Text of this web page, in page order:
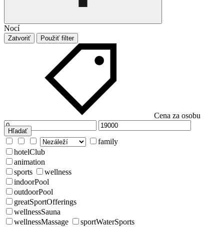
Nocí
Zatvoriť Použiť filter
Cena za osobu
Hľadať
family
hotelClub
animation
sports
wellness
indoorPool
outdoorPool
greatSportOfferings
wellnessSauna
wellnessMassage
sportWaterSports